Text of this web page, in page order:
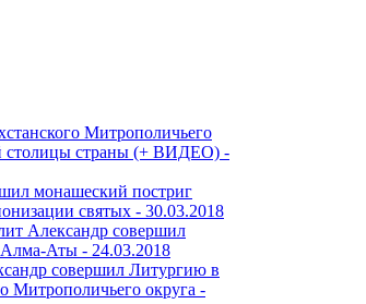
Митрополичьего
столицы страны (+ ВИДЕО) -
монашеский постриг
святых - 30.03.2018
Александр совершил
Алма-Аты - 24.03.2018
совершил Литургию в
Митрополичьего округа -